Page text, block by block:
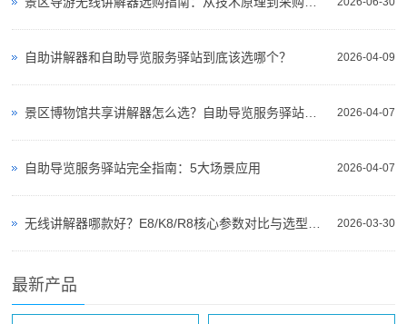
2026-04-09
自助讲解器和自助导览服务驿站到底该选哪个？
2026-04-07
2026-04-07
自助导览服务驿站完全指南：5大场景应用
2026-03-30
最新产品